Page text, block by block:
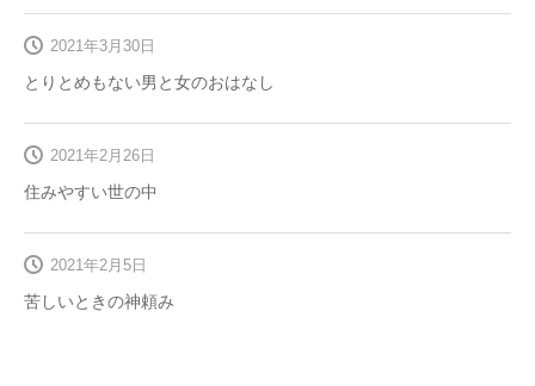
とりとめもない男と女のおはなし
2021年3月30日
住みやすい世の中
2021年2月26日
苦しいときの神頼み
2021年2月5日